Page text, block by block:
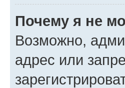
Почему я не
Возможно,
адрес или